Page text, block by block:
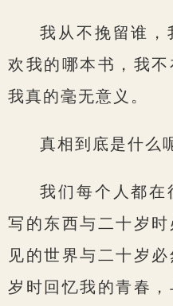
我从不挽留谁，
欢我的哪本书，我
我真的毫无意义。
真相到底是什么
我们每个人都在
写的东西与二十岁
见的世界与二十岁
岁时回忆我的青春